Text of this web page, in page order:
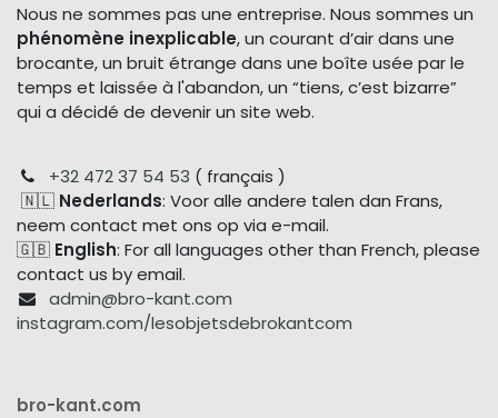
Nous ne sommes pas une entreprise. Nous sommes un
phénomène inexplicable, un courant d’air dans une
brocante, un bruit étrange dans une boîte usée par le
temps et laissée à l'abandon, un “tiens, c’est bizarre”
qui a décidé de devenir un site web.
+32 472 37 54 53 ( français )
🇳🇱 Nederlands: Voor alle andere talen dan Frans,
neem contact met ons op via e-mail.
🇬🇧 English: For all languages other than French, please
contact us by email.
admin@bro-kant.com
instagram.com/lesobjetsdebrokantcom
bro-kant.com